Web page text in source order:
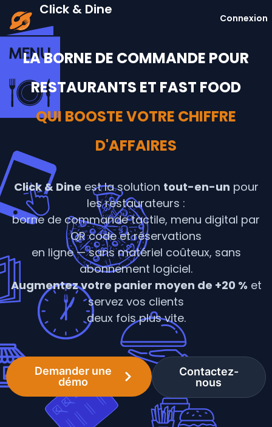
Click & Dine
Connexion
LA BORNE DE COMMANDE POUR
RESTAURANTS ET FAST FOOD
QUI BOOSTE VOTRE CHIFFRE
D'AFFAIRES
Click & Dine est la solution tout-en-un pour
les restaurateurs :
borne de commande tactile, menu digital par
QR code et réservations
en ligne — sans matériel coûteux, sans
abonnement logiciel.
Augmentez votre panier moyen de +20 % et
servez vos clients
deux fois plus vite.
Demander une
démo
Contactez-
nous